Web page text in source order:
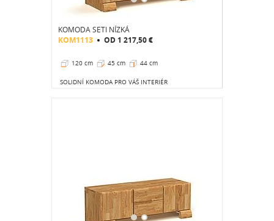
KOMODA SETI NÍZKÁ
KOM1113 OD 1 217,50 €
120 cm 45 cm 44 cm
SOLIDNÍ KOMODA PRO VÁŠ INTERIÉR